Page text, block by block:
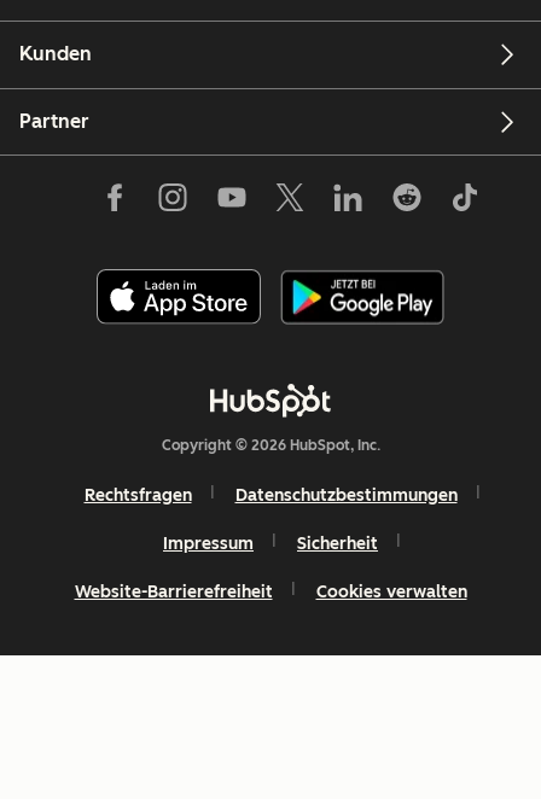
Kunden
Partner
Copyright © 2026 HubSpot, Inc.
Rechtsfragen Datenschutzbestimmungen
Impressum Sicherheit
Website-Barrierefreiheit Cookies verwalten